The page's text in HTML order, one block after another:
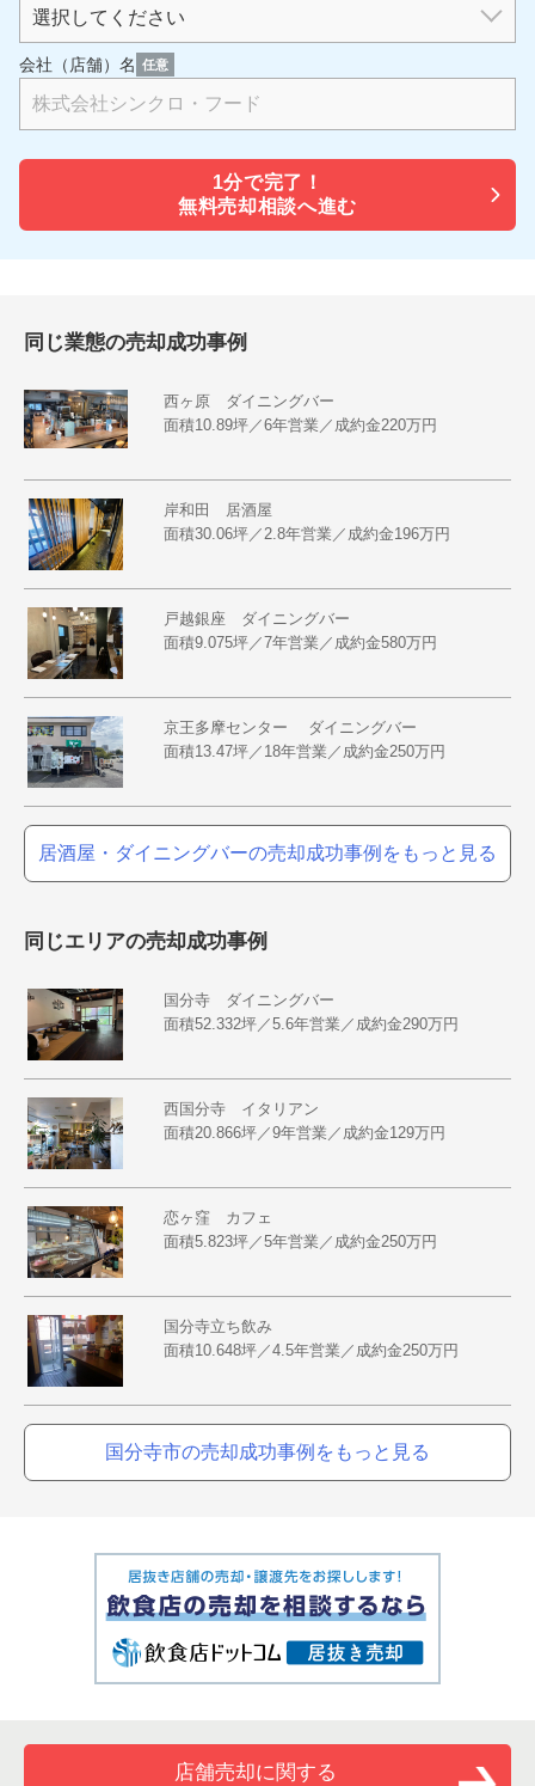
会社（店舗）名 任意
1分で完了！
無料売却相談へ進む
同じ業態の売却成功事例
西ヶ原 ダイニングバー
面積10.89坪／6年営業／成約金220万円
岸和田 居酒屋
面積30.06坪／2.8年営業／成約金196万円
戸越銀座 ダイニングバー
面積9.075坪／7年営業／成約金580万円
京王多摩センター ダイニングバー
面積13.47坪／18年営業／成約金250万円
居酒屋・ダイニングバーの売却成功事例をもっと見る
同じエリアの売却成功事例
国分寺 ダイニングバー
面積52.332坪／5.6年営業／成約金290万円
西国分寺 イタリアン
面積20.866坪／9年営業／成約金129万円
恋ヶ窪 カフェ
面積5.823坪／5年営業／成約金250万円
国分寺立ち飲み
面積10.648坪／4.5年営業／成約金250万円
国分寺市の売却成功事例をもっと見る
店舗売却に関する